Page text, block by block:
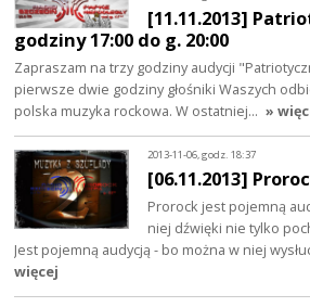
[11.11.2013]
godziny 17:00 do g. 20:00
Zapraszam na trzy godziny audycji
pierwsze dwie godziny głośniki Waszych
polska muzyka rockowa. W ostatniej… »
2013-11-06, godz. 18:37
[06.11.2013]
Prorock jest pojemną
niej dźwięki nie tylko
Jest pojemną audycją - bo można w niej
więcej